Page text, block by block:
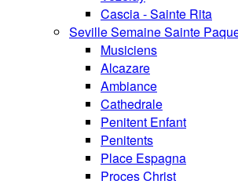
Cascia - Sainte Rita
Seville Semaine Sainte
Musiciens
Alcazare
Ambiance
Cathedrale
Penitent Enfant
Penitents
Place Espagna
Proces Christ